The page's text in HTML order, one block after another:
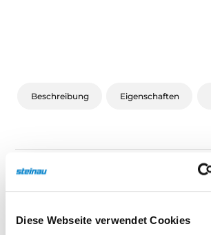
Diese Webseite verwendet Cookies
Beschreibung Eigenschaften
Beschreibung